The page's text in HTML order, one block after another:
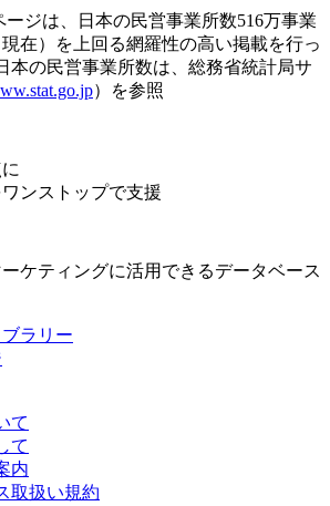
ジは、日本の民営事業所数516万事業
現在）を上回る網羅性の高い掲載を行っ
本の民営事業所数は、総務省統計局サ
）を参照
ンストップで支援
ケティングに活用できるデータベース
て
て
内
取扱い規約